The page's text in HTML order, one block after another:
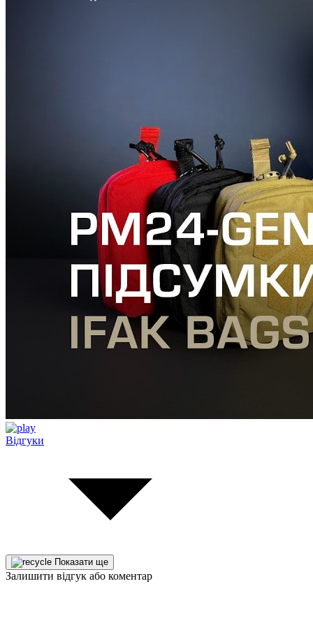
Відгуки
Показати ще
Залишити відгук або коментар